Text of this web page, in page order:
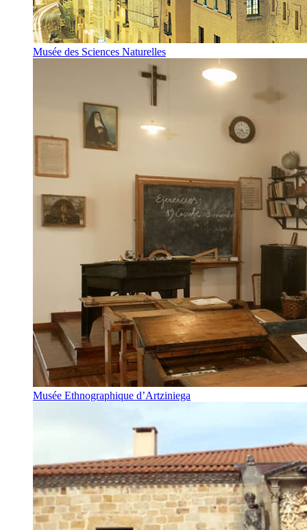
Musée des Sciences Naturelles
Musée Ethnographique d’Artziniega